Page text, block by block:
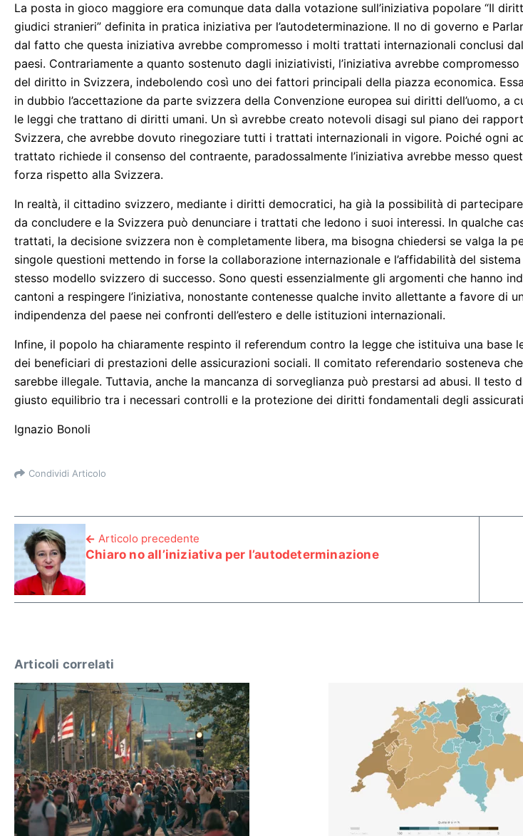
La posta in gioco maggiore era comunque data dalla votazione sull’iniziativa popolare “Il
giudici stranieri” definita in pratica iniziativa per l’autodeterminazione. Il no di governo e
dal fatto che questa iniziativa avrebbe compromesso i molti trattati internazionali conclusi
paesi. Contrariamente a quanto sostenuto dagli iniziativisti, l’iniziativa avrebbe
del diritto in Svizzera, indebolendo così uno dei fattori principali della piazza economica.
in dubbio l’accettazione da parte svizzera della Convenzione europea sui diritti dell’uomo, a
le leggi che trattano di diritti umani. Un sì avrebbe creato notevoli disagi sul piano dei
Svizzera, che avrebbe dovuto rinegoziare tutti i trattati internazionali in vigore. Poiché ogni
trattato richiede il consenso del contraente, paradossalmente l’iniziativa avrebbe messo
forza rispetto alla Svizzera.
In realtà, il cittadino svizzero, mediante i diritti democratici, ha già la possibilità di
da concludere e la Svizzera può denunciare i trattati che ledono i suoi interessi. In qualche
trattati, la decisione svizzera non è completamente libera, ma bisogna chiedersi se valga la
singole questioni mettendo in forse la collaborazione internazionale e l’affidabilità del
stesso modello svizzero di successo. Sono questi essenzialmente gli argomenti che hanno
cantoni a respingere l’iniziativa, nonostante contenesse qualche invito allettante a favore di
indipendenza del paese nei confronti dell’estero e delle istituzioni internazionali.
Infine, il popolo ha chiaramente respinto il referendum contro la legge che istituiva una base
dei beneficiari di prestazioni delle assicurazioni sociali. Il comitato referendario sosteneva
sarebbe illegale. Tuttavia, anche la mancanza di sorveglianza può prestarsi ad abusi. Il testo
giusto equilibrio tra i necessari controlli e la protezione dei diritti fondamentali degli
Ignazio Bonoli
Condividi Articolo
Articolo precedente
Chiaro no all’iniziativa per l’autodeterminazione
Articoli correlati